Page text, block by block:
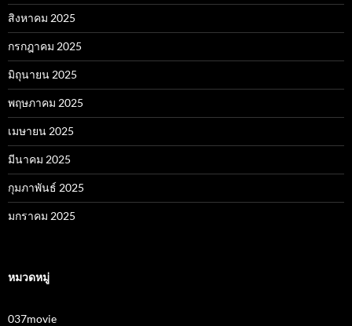
สิงหาคม 2025
กรกฎาคม 2025
มิถุนายน 2025
พฤษภาคม 2025
เมษายน 2025
มีนาคม 2025
กุมภาพันธ์ 2025
มกราคม 2025
หมวดหมู่
037movie